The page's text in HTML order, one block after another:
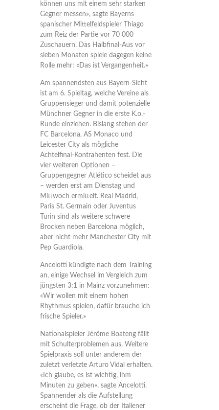
können uns mit einem sehr starken
Gegner messen», sagte Bayerns
spanischer Mittelfeldspieler Thiago
zum Reiz der Partie vor 70 000
Zuschauern. Das Halbfinal-Aus vor
sieben Monaten spiele dagegen keine
Rolle mehr: «Das ist Vergangenheit.»
Am spannendsten aus Bayern-Sicht
ist am 6. Spieltag, welche Vereine als
Gruppensieger und damit potenzielle
Münchner Gegner in die erste K.o.-
Runde einziehen. Bislang stehen der
FC Barcelona, AS Monaco und
Leicester City als mögliche
Achtelfinal-Kontrahenten fest. Die
vier weiteren Optionen –
Gruppengegner Atlético scheidet aus
– werden erst am Dienstag und
Mittwoch ermittelt. Real Madrid,
Paris St. Germain oder Juventus
Turin sind als weitere schwere
Brocken neben Barcelona möglich,
aber nicht mehr Manchester City mit
Pep Guardiola.
Ancelotti kündigte nach dem Training
an, einige Wechsel im Vergleich zum
jüngsten 3:1 in Mainz vorzunehmen:
«Wir wollen mit einem hohen
Rhythmus spielen, dafür brauche ich
frische Spieler.»
Nationalspieler Jérôme Boateng fällt
mit Schulterproblemen aus. Weitere
Spielpraxis soll unter anderem der
zuletzt verletzte Arturo Vidal erhalten.
«Ich glaube, es ist wichtig, ihm
Minuten zu geben», sagte Ancelotti.
Spannender als die Aufstellung
erscheint die Frage, ob der Italiener